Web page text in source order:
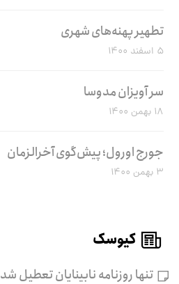
تطهیر پهنه‌های شهری
۵ اسفند ۱۴۰۰
سر آویزان مدوسا
۱۸ بهمن ۱۴۰۰
جورج اورول؛ پیش‌گوی آخرالزمان
۳ بهمن ۱۴۰۰
کیوسک
تنها روزنامه نابینایان تعطیل شد